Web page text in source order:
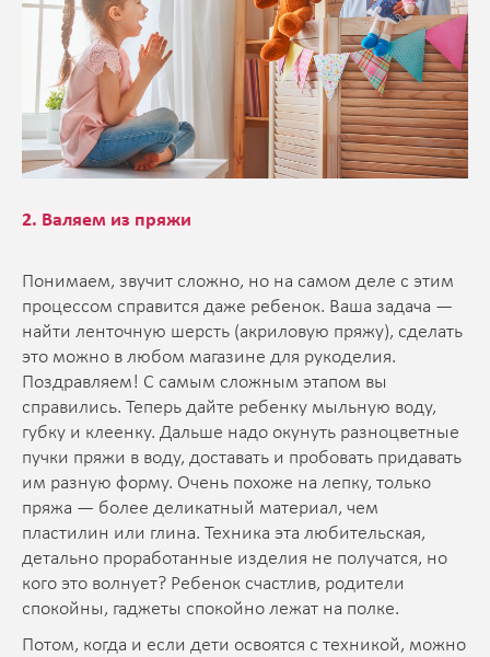
2. Валяем из пряжи
Понимаем, звучит сложно, но на самом деле с этим
процессом справится даже ребенок. Ваша задача —
найти ленточную шерсть (акриловую пряжу), сделать
это можно в любом магазине для рукоделия.
Поздравляем! С самым сложным этапом вы
справились. Теперь дайте ребенку мыльную воду,
губку и клеенку. Дальше надо окунуть разноцветные
пучки пряжи в воду, доставать и пробовать придавать
им разную форму. Очень похоже на лепку, только
пряжа — более деликатный материал, чем
пластилин или глина. Техника эта любительская,
детально проработанные изделия не получатся, но
кого это волнует? Ребенок счастлив, родители
спокойны, гаджеты спокойно лежат на полке.
Потом, когда и если дети освоятся с техникой, можно